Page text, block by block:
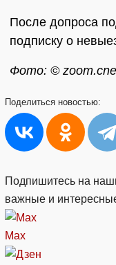
После допроса
подписку о
Фото: ©
Поделиться новостью:
Подпишитесь на
важные и
Max